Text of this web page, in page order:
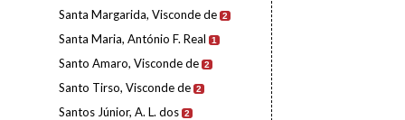
Santa Margarida, Visconde de 2
Santa Maria, António F. Real 1
Santo Amaro, Visconde de 2
Santo Tirso, Visconde de 2
Santos Júnior, A. L. dos 2